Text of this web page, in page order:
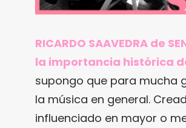
RICARDO SAAVEDRA de
la importancia histórica de
supongo que para mucha
la música en general.
influenciado en mayor o